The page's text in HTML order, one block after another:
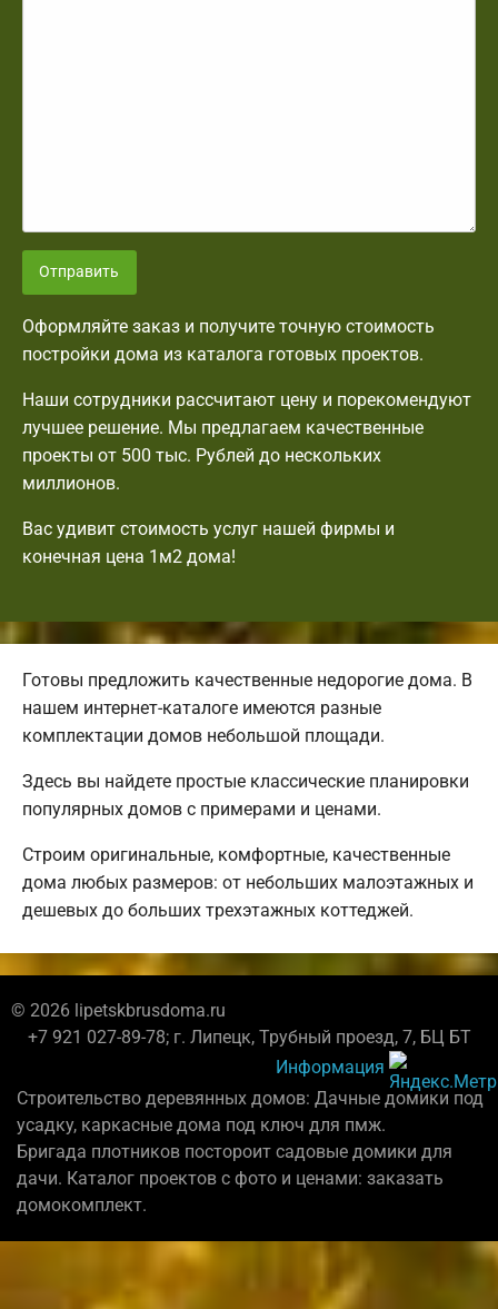
Отправить
Оформляйте заказ и получите точную стоимость
постройки дома из каталога готовых проектов.
Наши сотрудники рассчитают цену и порекомендуют
лучшее решение. Мы предлагаем качественные
проекты от 500 тыс. Рублей до нескольких
миллионов.
Вас удивит стоимость услуг нашей фирмы и
конечная цена 1м2 дома!
Готовы предложить качественные недорогие дома. В
нашем интернет-каталоге имеются разные
комплектации домов небольшой площади.
Здесь вы найдете простые классические планировки
популярных домов с примерами и ценами.
Строим оригинальные, комфортные, качественные
дома любых размеров: от небольших малоэтажных и
дешевых до больших трехэтажных коттеджей.
© 2026 lipetskbrusdoma.ru
+7 921 027-89-78; г. Липецк, Трубный проезд, 7, БЦ БТ
Информация
Строительство деревянных домов: Дачные домики под
усадку, каркасные дома под ключ для пмж.
Бригада плотников постороит садовые домики для
дачи. Каталог проектов с фото и ценами: заказать
домокомплект.